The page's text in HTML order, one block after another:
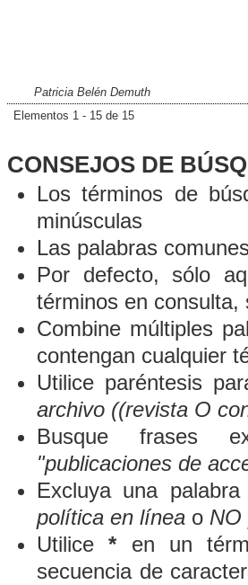
Patricia Belén Demuth
Elementos 1 - 15 de 15
CONSEJOS DE
Los términos de
minúsculas
Las palabras
Por defecto, sólo
términos en
Combine múltiples
contengan cualquier
Utilice paréntesis
archivo ((revista O
Busque frases
"publicaciones de
Excluya una
política en línea o NO
Utilice* en un
secuencia de